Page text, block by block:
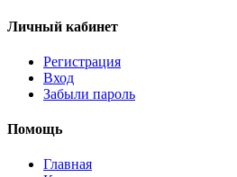
Личный кабинет
Регистрация
Вход
Забыли пароль
Помощь
Главная